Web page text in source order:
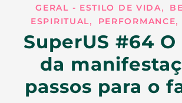
GERAL - ESTILO DE VIDA,
ESPIRITUAL, PERFORMANCE,
SuperUS #64
da
passos para o